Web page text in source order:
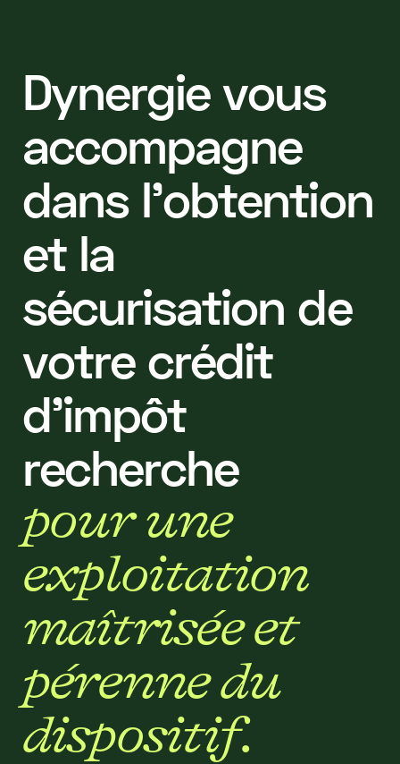
Dynergie vous
accompagne
dans l’obtention
et la
sécurisation de
votre crédit
d'impôt
recherche
pour une
exploitation
maîtrisée et
pérenne du
dispositif.